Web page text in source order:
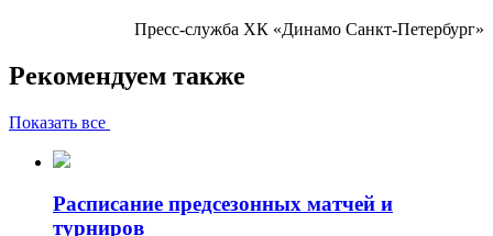
Пресс-служба ХК «Динамо Санкт-Петербург»
Рекомендуем также
Показать все
Расписание предсезонных матчей и
турниров